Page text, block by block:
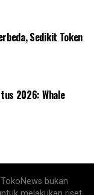
Sedikit Token
2026: Whale
bukan